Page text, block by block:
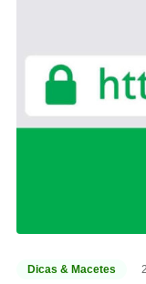
Dicas & Macetes